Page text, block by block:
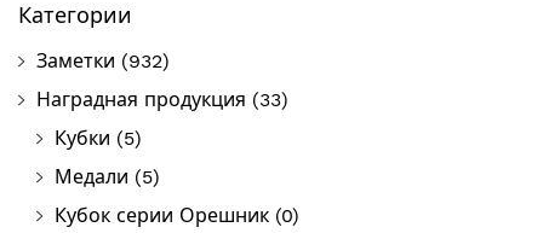
Категории
Заметки (932)
Наградная продукция (33)
Кубки (5)
Медали (5)
Кубок серии Орешник (0)